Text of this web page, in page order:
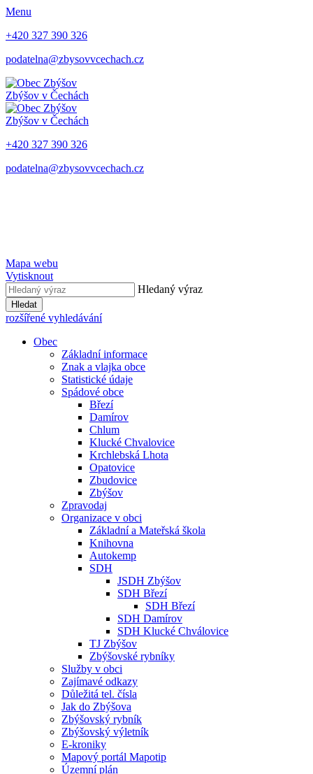
Menu
+420 327 390 326
podatelna@zbysovvcechach.cz
Zbýšov v Čechách
Zbýšov v Čechách
+420 327 390 326
podatelna@zbysovvcechach.cz
Mapa webu
Vytisknout
Hledaný výraz
Hledat
rozšířené vyhledávání
Obec
Základní informace
Znak a vlajka obce
Statistické údaje
Spádové obce
Březí
Damírov
Chlum
Klucké Chvalovice
Krchlebská Lhota
Opatovice
Zbudovice
Zbýšov
Zpravodaj
Organizace v obci
Základní a Mateřská škola
Knihovna
Autokemp
SDH
JSDH Zbýšov
SDH Březí
SDH Březí
SDH Damírov
SDH Klucké Chválovice
TJ Zbýšov
Zbýšovské rybníky
Služby v obci
Zajímavé odkazy
Důležitá tel. čísla
Jak do Zbýšova
Zbýšovský rybník
Zbýšovský výletník
E-kroniky
Mapový portál Mapotip
Územní plán